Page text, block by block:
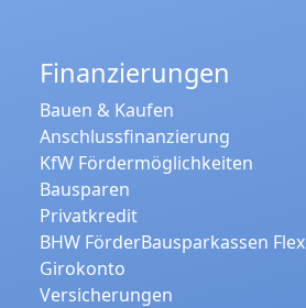
Finanzierungen
Bauen & Kaufen
Anschlussfinanzierung
KfW Fördermöglichkeiten
Bausparen
Privatkredit
BHW FörderBausparkassen Flex
Girokonto
Versicherungen